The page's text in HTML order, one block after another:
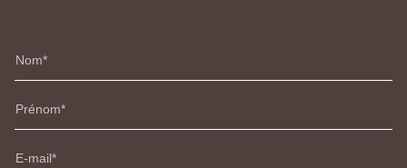
Nom
Prénom
E-mail